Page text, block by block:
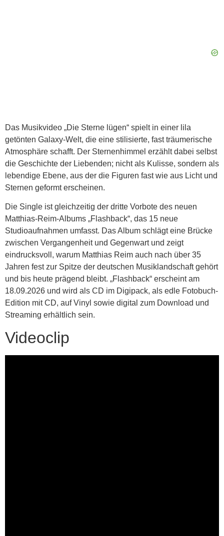
Das Musikvideo „Die Sterne lügen“ spielt in einer lila
getönten Galaxy-Welt, die eine stilisierte, fast träumerische
Atmosphäre schafft. Der Sternenhimmel erzählt dabei selbst
die Geschichte der Liebenden; nicht als Kulisse, sondern als
lebendige Ebene, aus der die Figuren fast wie aus Licht und
Sternen geformt erscheinen.
Die Single ist gleichzeitig der dritte Vorbote des neuen
Matthias-Reim-Albums „Flashback“, das 15 neue
Studioaufnahmen umfasst. Das Album schlägt eine Brücke
zwischen Vergangenheit und Gegenwart und zeigt
eindrucksvoll, warum Matthias Reim auch nach über 35
Jahren fest zur Spitze der deutschen Musiklandschaft gehört
und bis heute prägend bleibt. „Flashback“ erscheint am
18.09.2026 und wird als CD im Digipack, als edle Fotobuch-
Edition mit CD, auf Vinyl sowie digital zum Download und
Streaming erhältlich sein.
Videoclip